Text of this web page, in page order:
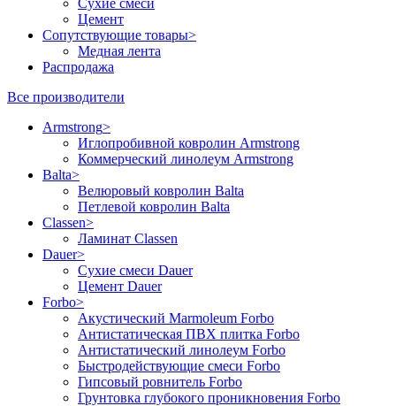
Сухие смеси
Цемент
Сопутствующие товары>
Медная лента
Распродажа
Все производители
Armstrong>
Иглопробивной ковролин Armstrong
Коммерческий линолеум Armstrong
Balta>
Велюровый ковролин Balta
Петлевой ковролин Balta
Classen>
Ламинат Classen
Dauer>
Сухие смеси Dauer
Цемент Dauer
Forbo>
Акустический Marmoleum Forbo
Антистатическая ПВХ плитка Forbo
Антистатический линолеум Forbo
Быстродействующие смеси Forbo
Гипсовый ровнитель Forbo
Грунтовка глубокого проникновения Forbo